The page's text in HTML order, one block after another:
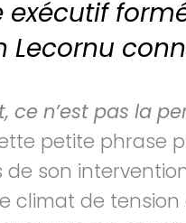
exécutif
Lecornu
ce n’est pas la
petite phrase
son
climat de